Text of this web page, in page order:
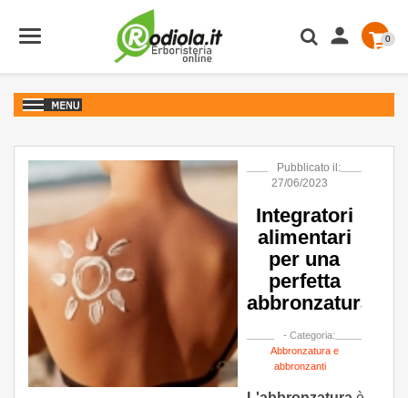
 0
Pubblicato il:
27/06/2023
Integratori
alimentari
per una
perfetta
abbronzatura
- Categoria:
Abbronzatura e
abbronzanti